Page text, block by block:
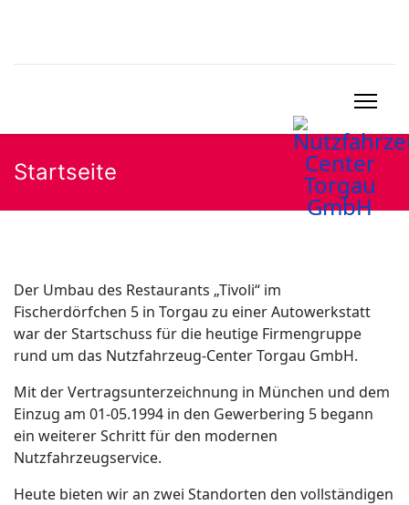
Startseite
Der Umbau des Restaurants „Tivoli“ im
Fischerdörfchen 5 in Torgau zu einer Autowerkstatt
war der Startschuss für die heutige Firmengruppe
rund um das Nutzfahrzeug-Center Torgau GmbH.
Mit der Vertragsunterzeichnung in München und dem
Einzug am 01-05.1994 in den Gewerbering 5 begann
ein weiterer Schritt für den modernen
Nutzfahrzeugservice.
Heute bieten wir an zwei Standorten den vollständigen